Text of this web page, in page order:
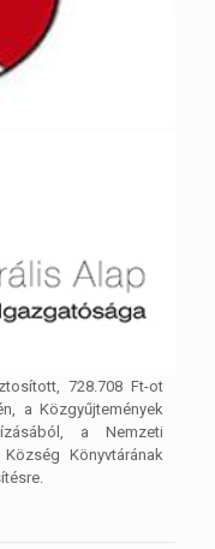
728.708 Ft-ot
a Közgyűjtemények
a Nemzeti
Könyvtárának